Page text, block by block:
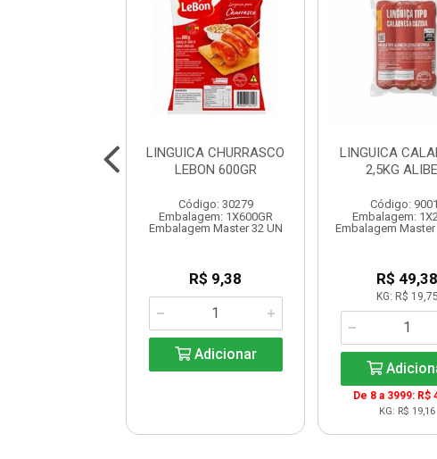
LINGUICA CHURRASCO
LEBON 600GR
Código: 30279
Embalagem: 1X600GR
Embalagem Master 32 UN
R$ 9,38
Adicionar
LINGUICA
2,5KG
Código:
Embalagem:
Embalagem Master
R$ 49,38
KG: R$ 19,75
De 8 a 3999: R$
KG: R$ 19,16